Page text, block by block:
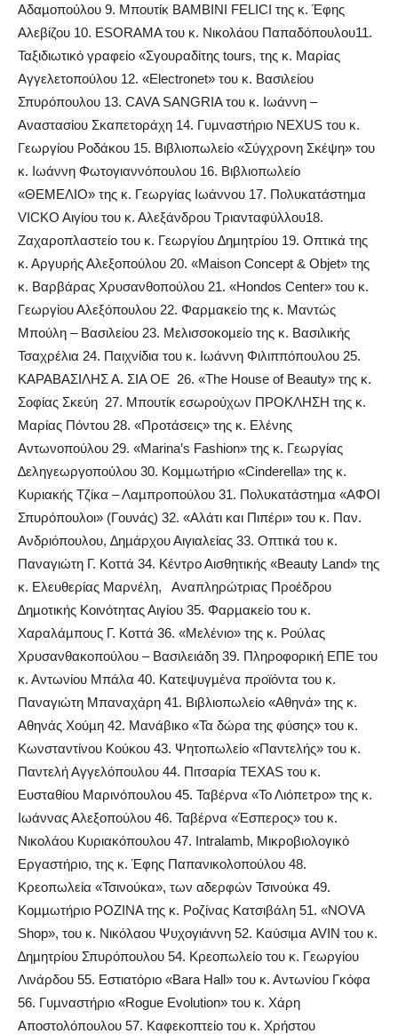
Αδαµοπούλου 9. Μπουτίκ BAMBINI FELICI της κ. Έφης
Αλεβίζου 10. ESORAMA του κ. Νικoλάου Παπαδόπουλου11.
Ταξιδιωτικό γραφείο «Σγουραδίτης tours, της κ. Μαρίας
Αγγελετοπούλου 12. «Εlectronet» του κ. Βασιλείου
Σπυρόπουλου 13. CAVA SANGRIA του κ. Ιωάννη –
Αναστασίου Σκαπετοράχη 14. Γυµναστήριο NEXUS του κ.
Γεωργίου Ροδάκου 15. Βιβλιοπωλείο «Σύγχρονη Σκέψη» του
κ. Ιωάννη Φωτογιαννόπουλου 16. Βιβλιοπωλείο
«ΘΕΜΕΛΙΟ» της κ. Γεωργίας Ιωάννου 17. Πολυκατάστηµα
VICKO Aιγίου του κ. Αλεξάνδρου Τριανταφύλλου18.
Ζαχαροπλαστείο του κ. Γεωργίου ∆ηµητρίου 19. Οπτικά της
κ. Αργυρής Αλεξοπούλου 20. «Maison Concept & Objet» της
κ. Βαρβάρας Χρυσανθοπούλου 21. «Hondos Center» του κ.
Γεωργίου Αλεξόπουλου 22. Φαρµακείο της κ. Μαντώς
Μπούλη – Βασιλείου 23. Μελισσοκοµείο της κ. Βασιλικής
Τσαχρέλια 24. Παιχνίδια του κ. Ιωάννη Φιλιππόπουλου 25.
ΚΑΡΑΒΑΣΙΛΗΣ Α. ΣΙΑ ΟΕ 26. «The House of Beauty» της κ.
Σοφίας Σκεύη 27. Μπουτίκ εσωρούχων ΠΡΟΚΛΗΣΗ της κ.
Μαρίας Πόντου 28. «Προτάσεις» της κ. Ελένης
Αντωνοπούλου 29. «Marina’s Fashion» της κ. Γεωργίας
∆εληγεωργοπούλου 30. Κοµµωτήριο «Cinderella» της κ.
Kυριακής Τζίκα – Λαµπροπούλου 31. Πολυκατάστηµα «ΑΦΟΙ
Σπυρόπουλοι» (Γουνάς) 32. «Αλάτι και Πιπέρι» του κ. Παν.
Ανδριόπουλου, ∆ηµάρχου Αιγιαλείας 33. Οπτικά του κ.
Παναγιώτη Γ. Κοττά 34. Κέντρο Αισθητικής «Beauty Land» της
κ. Ελευθερίας Μαρνέλη,
Αναπληρώτριας Προέδρου
∆ηµοτικής Κοινότητας Αιγίου 35. Φαρµακείο του κ.
Χαραλάµπους Γ. Κοττά 36. «Μελένιο» της κ. Ρούλας
Χρυσανθακοπούλου – Βασιλειάδη 39. Πληροφορική ΕΠΕ του
κ. Αντωνίου Μπάλα 40. Κατεψυγµένα προϊόντα του κ.
Παναγιώτη Μπαναχάρη 41. Βιβλιοπωλείο «Αθηνά» της κ.
Αθηνάς Χούµη 42. Μανάβικο «Τα δώρα της φύσης» του κ.
Κωνσταντίνου Κούκου 43. Ψητοπωλείο «Παντελής» του κ.
Παντελή Αγγελόπουλου 44. Πιτσαρία ΤΕΧΑS του κ.
Ευσταθίου Μαρινόπουλου 45. Ταβέρνα «Το Λιόπετρο» της κ.
Ιωάννας Αλεξοπούλου 46. Ταβέρνα «Έσπερος» του κ.
Νικολάου Κυριακόπουλου 47. Intralamb, Μικροβιολογικό
Εργαστήριο, της κ. Έφης Παπανικολοπούλου 48.
Κρεοπωλεία «Τσινούκα», των αδερφών Τσινούκα 49.
Κοµµωτήριο ΡΟΖΙΝΑ της κ. Ροζίνας Κατσιβάλη 51. «ΝΟVA
Shop», του κ. Νικόλαου Ψυχογιάννη 52. Καύσιµα AVIN του κ.
∆ηµητρίου Σπυρόπουλου 54. Κρεοπωλείο του κ. Γεωργίου
Λινάρδου 55. Εστιατόριο «Bara Hall» του κ. Αντωνίου Γκόφα
56. Γυµναστήριο «Rogue Evolution» του κ. Χάρη
Αποστολόπουλου 57. Καφεκοπτείο του κ. Χρήστου